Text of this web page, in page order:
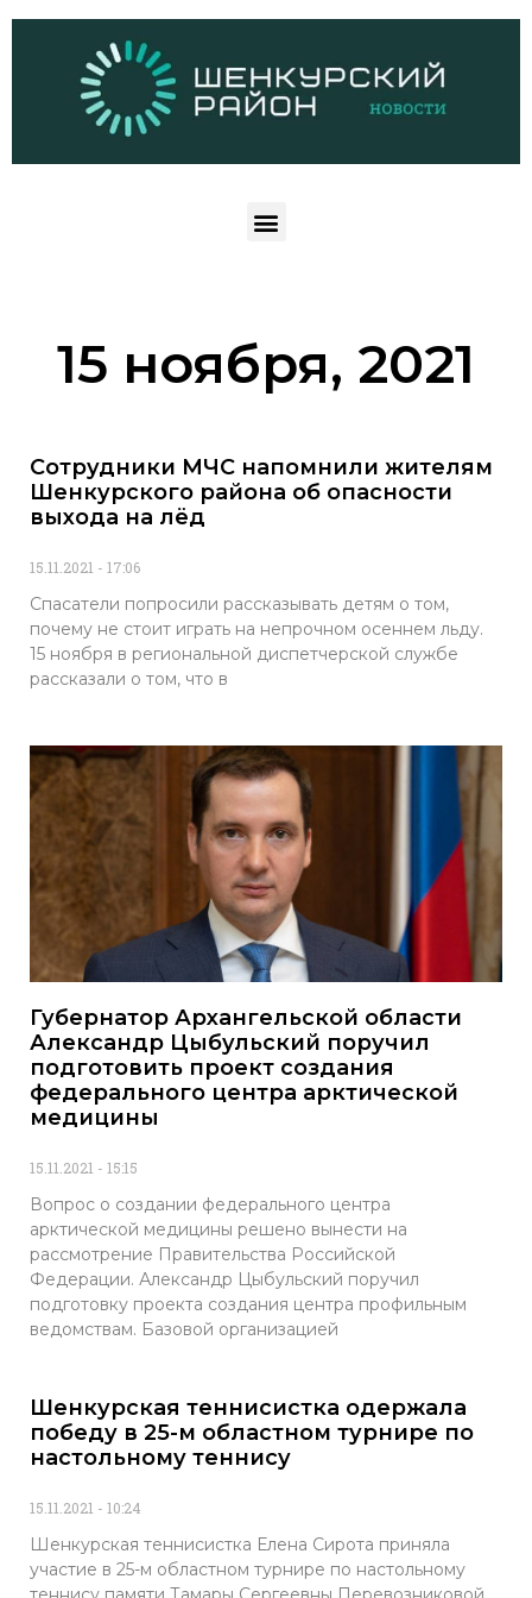
15 ноября, 2021
Сотрудники МЧС напомнили жителям
Шенкурского района об опасности
выхода на лёд
15.11.2021 17:06
Спасатели попросили рассказывать детям о том,
почему не стоит играть на непрочном осеннем льду.
15 ноября в региональной диспетчерской службе
рассказали о том, что в
Губернатор Архангельской области
Александр Цыбульский поручил
подготовить проект создания
федерального центра арктической
медицины
15.11.2021 15:15
Вопрос о создании федерального центра
арктической медицины решено вынести на
рассмотрение Правительства Российской
Федерации. Александр Цыбульский поручил
подготовку проекта создания центра профильным
ведомствам. Базовой организацией
Шенкурская теннисистка одержала
победу в 25-м областном турнире по
настольному теннису
15.11.2021 10:24
Шенкурская теннисистка Елена Сирота приняла
участие в 25-м областном турнире по настольному